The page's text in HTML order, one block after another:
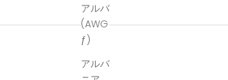
アルバ
(AWG
ƒ)
アルバ